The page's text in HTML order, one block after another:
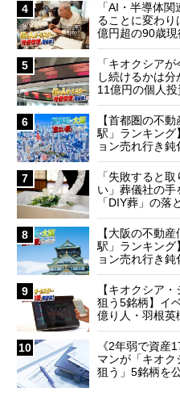
4
「AI・半導体関
ることに変わ
億円超の90歳現
5
「キオクシア
し続けるかは
11億円の個人投
6
【首都圏の不
駅」ランキング
ョン売れ行き鈍
7
「失敗すると
い」葬儀社の手
「DIY葬」の
に…
8
【大阪の不動
駅」ランキング
ョン売れ行き鈍
9
【キオクシア
狙う5銘柄】イ
億り人・羽根英
10
《2年弱で資産
マンが「キオク
狙う」5銘柄を